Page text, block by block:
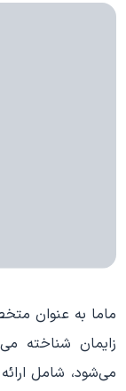
ماما به عنوان
زایمان‌ شناخته
می‌شود، شامل